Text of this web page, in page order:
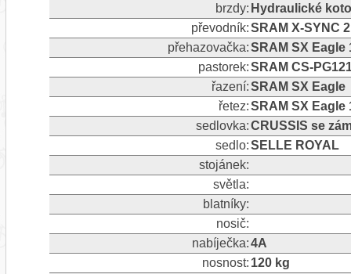
brzdy: Hydraulické
převodník:SRAM X-SYNC
přehazovačka:SRAM SX Eagle
pastorek:SRAM CS-
řazení:SRAM SX Eagle
řetez:SRAM SX Eagle
sedlovka:CRUSSIS se
sedlo:SELLE ROYAL
stojánek:
světla:
blatníky:
nosič:
nabíječka:4A
nosnost: 120 kg